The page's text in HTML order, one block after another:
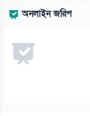
অনলাইন জরিপ